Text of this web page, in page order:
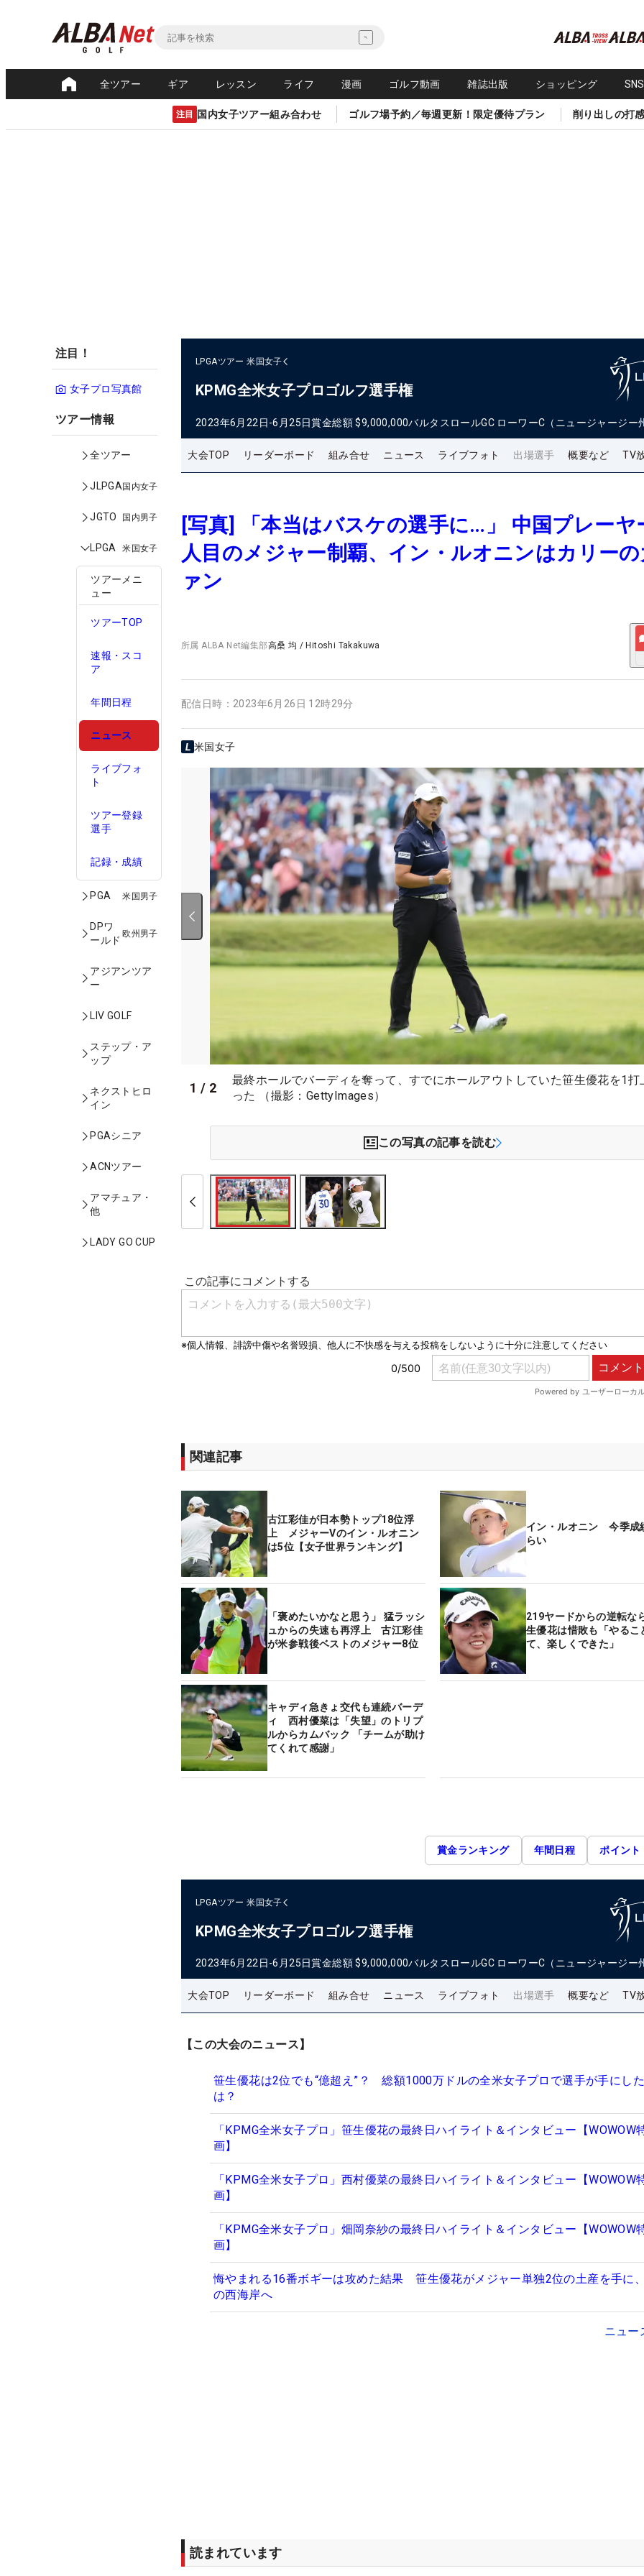
全ツアー ギア レッスン ライフ 漫画 ゴルフ動画 雑誌出版 ショッピング
注目 国内女子ツアー組み合わせ ゴルフ場予約／毎週更新！限定優待プラン 削り出しの打
注目！
女子プロ写真館
ツアー情報
全ツアー
JLPGA国内女子
JGTO 国内男子
LPGA 米国女子
ツアーメニ
ュー
ツアーTOP
速報・スコ
ア
年間日程
ニュース
ライブフォ
ト
ツアー登録
選手
記録・成績
PGA 米国男子
DPワ
ールド
欧州男子
アジアンツア
ー
LIV GOLF
ステップ・ア
ップ
ネクストヒロ
イン
PGAシニア
ACNツアー
アマチュア・
他
LADY GO CUP
LPGAツアー 米国女子
KPMG全米女子プロゴルフ選手権
2023年6月22日-6月25日賞金総額 $9,000,000バルタスロールGC ローワーC（ニュージャージー
大会TOP リーダーボード 組み合せ ニュース ライブフォト 出場選手 概要など TV
[写真] 「本当はバスケの選手に…」 中国プレーヤ
人目のメジャー制覇、イン・ルオニンはカリー
ァン
所属ALBA Net編集部高桑 均 / Hitoshi Takakuwa
配信日時： 2023年6月26日 12時29分
米国女子
1 / 2
最終ホールでバーディを奪って、すでにホールアウトしていた笹生優花を1打
った （撮影：GettyImages）
この写真の記事を読む
関連記事
古江彩佳が日本勢トップ18位浮
上 メジャーVのイン・ルオニン
は5位【女子世界ランキング】
イン・ルオニン 今季成
らい
「褒めたいかなと思う」 猛ラッシ
ュからの失速も再浮上 古江彩佳
が米参戦後ベストのメジャー8位
219ヤードからの逆転
生優花は惜敗も「やるこ
て、楽しくできた」
キャディ急きょ交代も連続バーデ
ィ 西村優菜は「失望」のトリプ
ルからカムバック 「チームが助け
てくれて感謝」
賞金ランキング 年間日程 ポイント
LPGAツアー 米国女子
KPMG全米女子プロゴルフ選手権
2023年6月22日-6月25日賞金総額 $9,000,000バルタスロールGC ローワーC（ニュージャージー
大会TOP リーダーボード 組み合せ ニュース ライブフォト 出場選手 概要など TV
【この大会のニュース】
笹生優花は2位でも“億超え”？ 総額1000万ドルの全米女子プロで選手が手にし
は？
「KPMG全米女子プロ」笹生優花の最終日ハイライト＆インタビュー【WOWOW
画】
「KPMG全米女子プロ」西村優菜の最終日ハイライト＆インタビュー【WOWOW
画】
「KPMG全米女子プロ」畑岡奈紗の最終日ハイライト＆インタビュー【WOWOW
画】
悔やまれる16番ボギーは攻めた結果 笹生優花がメジャー単独2位の土産を手に
の西海岸へ
ニュー
読まれています